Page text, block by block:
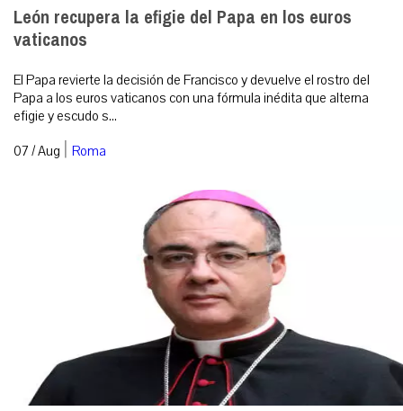
León recupera la efigie del Papa en los euros
vaticanos
El Papa revierte la decisión de Francisco y devuelve el rostro del
Papa a los euros vaticanos con una fórmula inédita que alterna
efigie y escudo s...
07 / Aug | Roma